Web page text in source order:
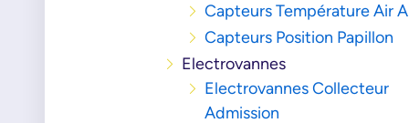
Capteurs Température Air
Capteurs Position Papillon
Electrovannes
Electrovannes Collecteur
Admission